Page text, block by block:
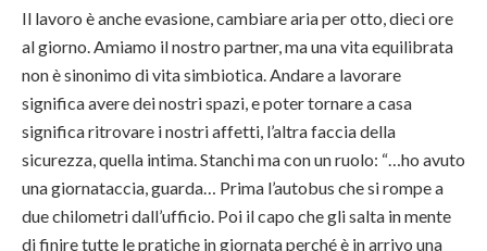
Il lavoro è anche evasione, cambiare aria per otto, dieci ore
al giorno. Amiamo il nostro partner, ma una vita equilibrata
non è sinonimo di vita simbiotica. Andare a lavorare
significa avere dei nostri spazi, e poter tornare a casa
significa ritrovare i nostri affetti, l’altra faccia della
sicurezza, quella intima. Stanchi ma con un ruolo: “…ho avuto
una giornataccia, guarda… Prima l’autobus che si rompe a
due chilometri dall’ufficio. Poi il capo che gli salta in mente
di finire tutte le pratiche in giornata perché è in arrivo una